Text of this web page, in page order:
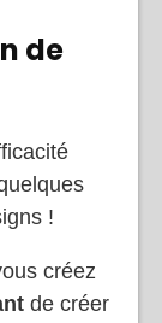
de
!
créez
de créer